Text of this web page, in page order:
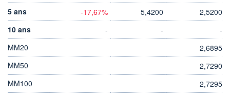
5 ans
-17,67% 5,4200
2,5200
10 ans
- -
-
MM20
2,6895
MM50
2,7290
MM100
2,7295